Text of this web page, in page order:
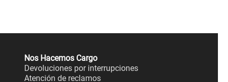
Nos Hacemos Cargo
Devoluciones por interrupciones
Atención de reclamos